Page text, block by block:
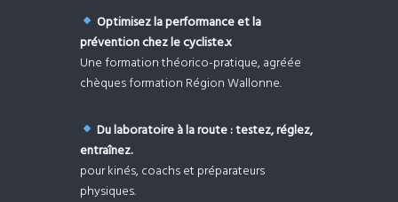
Optimisez la performance et la
prévention chez le cycliste.x
Une formation théorico-pratique, agréée
chèques formation Région Wallonne.
Du laboratoire à la route : testez, réglez,
entraînez.
pour kinés, coachs et préparateurs
physiques.